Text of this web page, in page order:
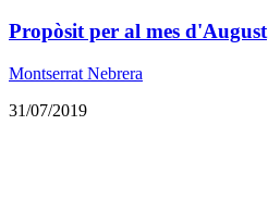
Propòsit per al mes d'August
Montserrat Nebrera
31/07/2019